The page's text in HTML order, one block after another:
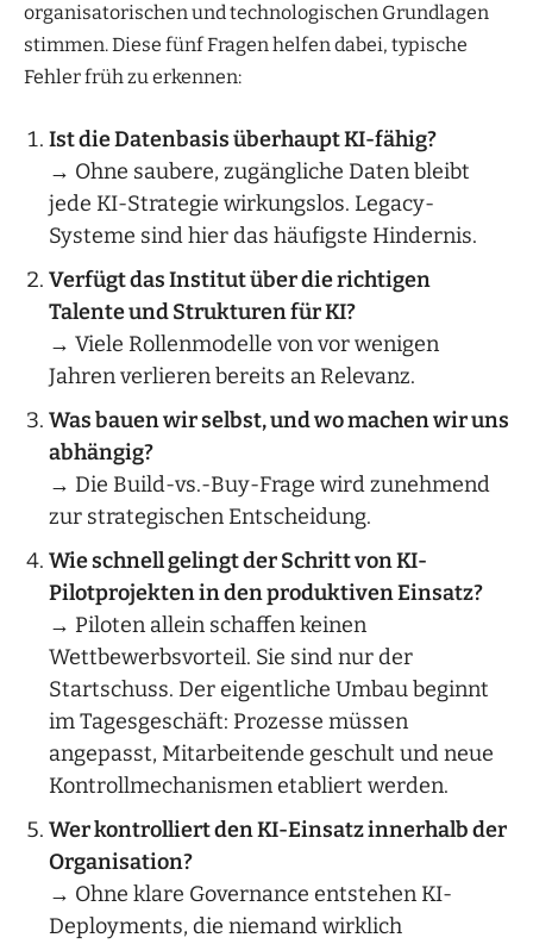
organisatorischen und technologischen Grundlagen
stimmen. Diese fünf Fragen helfen dabei, typische
Fehler früh zu erkennen:
Ist die Datenbasis überhaupt KI-fähig?
→ Ohne saubere, zugängliche Daten bleibt
jede KI-Strategie wirkungslos. Legacy-
Systeme sind hier das häufigste Hindernis.
Verfügt das Institut über die richtigen
Talente und Strukturen für KI?
→ Viele Rollenmodelle von vor wenigen
Jahren verlieren bereits an Relevanz.
Was bauen wir selbst, und wo machen wir uns
abhängig?
→ Die Build-vs.-Buy-Frage wird zunehmend
zur strategischen Entscheidung.
Wie schnell gelingt der Schritt von KI-
Pilotprojekten in den produktiven Einsatz?
→ Piloten allein schaffen keinen
Wettbewerbsvorteil. Sie sind nur der
Startschuss. Der eigentliche Umbau beginnt
im Tagesgeschäft: Prozesse müssen
angepasst, Mitarbeitende geschult und neue
Kontrollmechanismen etabliert werden.
Wer kontrolliert den KI-Einsatz innerhalb der
Organisation?
→ Ohne klare Governance entstehen KI-
Deployments, die niemand wirklich